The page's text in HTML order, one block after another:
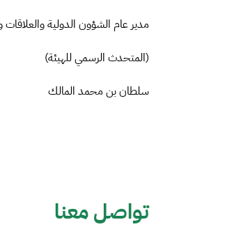
مدير عام الشؤون الدولية والعلاقات
(المتحدث الرسمي للهيئة)
سلطان بن محمد المالك
تواصل معنا